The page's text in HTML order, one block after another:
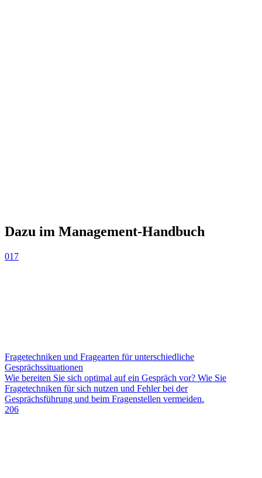
Dazu im Management-Handbuch
017
Fragetechniken und Fragearten für unterschiedliche
Gesprächssituationen
Wie bereiten Sie sich optimal auf ein Gespräch vor? Wie Sie
Fragetechniken für sich nutzen und Fehler bei der
Gesprächsführung und beim Fragenstellen vermeiden.
206